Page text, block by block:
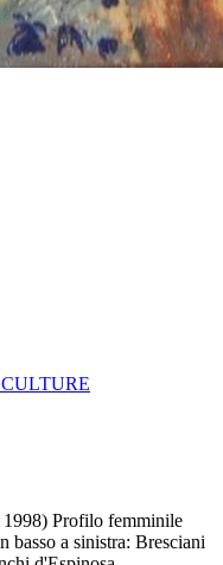
Profilo femminile
basso a sinistra: Bresciani